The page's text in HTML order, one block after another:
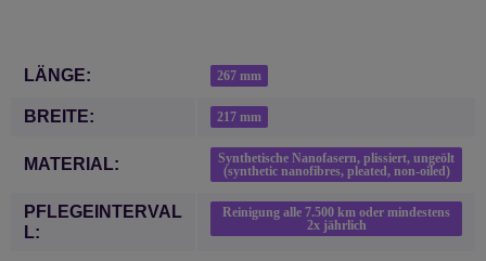
Produkteigenschaft
Wert
LÄNGE: 267 mm
BREITE: 217 mm
MATERIAL:
Synthetische Nanofasern, plissiert, ungeölt
(synthetic nanofibres, pleated, non-oiled)
PFLEGEINTERVAL
L:
Reinigung alle 7.500 km oder mindestens
2x jährlich